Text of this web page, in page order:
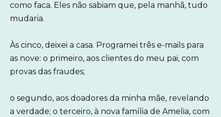
como faca. Eles não sabiam que, pela manhã, tudo
mudaria.
Às cinco, deixei a casa. Programei três e-mails para
as nove: o primeiro, aos clientes do meu pai, com
provas das fraudes;
o segundo, aos doadores da minha mãe, revelando
a verdade; o terceiro, à nova família de Amelia, com